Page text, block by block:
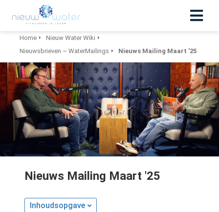
Home
Nieuw Water Wiki
Nieuwsbrieven ~ WaterMailings
Nieuws Mailing Maart '25
Nieuws Mailing Maart '25
Inhoudsopgave